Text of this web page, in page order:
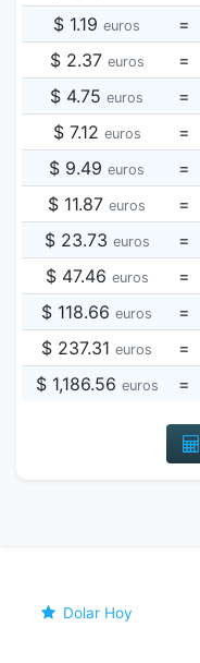
$ 1.19 euros =
$ 2.37 euros =
$ 4.75 euros =
$ 7.12 euros =
$ 9.49 euros =
$ 11.87 euros =
$ 23.73 euros =
$ 47.46 euros =
$ 118.66 euros =
$ 237.31 euros =
$ 1,186.56 euros =
Dolar Hoy